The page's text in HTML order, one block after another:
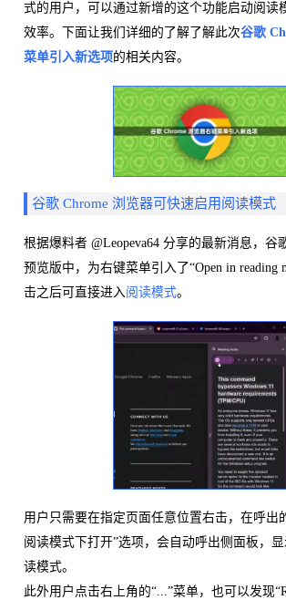
式的用户，可以通过新增的这个功能启动阅读
效率。下面让我们详细的了解了解此次谷歌
菜单引入新选项的相关内容。
谷歌 Chrome 浏览器可快速启用阅读模式
根据爆料者 @Leopeva64 分享的最新消息，谷
预览版中，为右键菜单引入了“Open in reading
击之后可直接进入阅读模式。
用户只需要在指定页面任意位置右击，在呼出
阅读模式下打开”选项，会自动呼出侧面板，
读模式。
此外用户点击右上角的“...”菜单，也可以发现